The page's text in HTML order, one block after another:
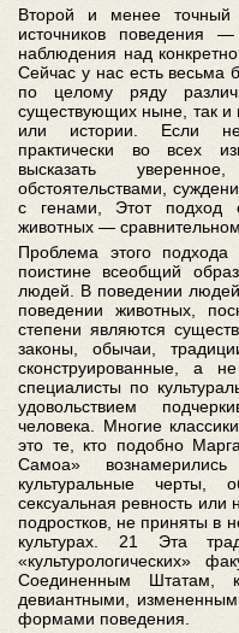
Второй и менее точный
источников поведения
наблюдения над
Сейчас у нас есть весьма
по целому ряду
существующих ныне, так и
или истории. Если
практически во всех
высказать
обстоятельствами,
с генами, Этот подход
животных —
Проблема этого
поистине всеобщий
людей. В поведении
поведении животных,
степени являются
законы, обычаи,
сконструированные, а
специалисты по
удовольствием
человека. Многие
это те, кто подобно
Самоа»
культуральные
сексуальная ревность
подростков, не приняты в
культурах. 21 Эта
«культурологических»
Соединенным Штатам,
девиантными,
формами поведения.